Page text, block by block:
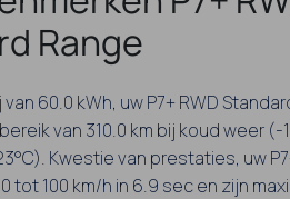
Range
60.0 kWh, uw P7+ RWD
van 310.0 km bij koud weer (-
Kwestie van prestaties, uw
tot 100 km/h in 6.9 sec en zijn